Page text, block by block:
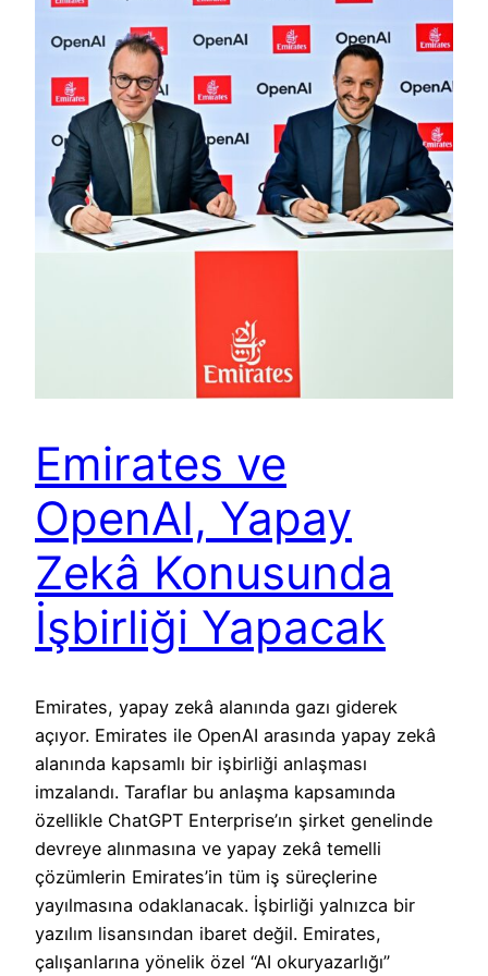
Emirates ve
OpenAI, Yapay
Zekâ Konusunda
İşbirliği Yapacak
Emirates, yapay zekâ alanında gazı giderek
açıyor. Emirates ile OpenAI arasında yapay zekâ
alanında kapsamlı bir işbirliği anlaşması
imzalandı. Taraflar bu anlaşma kapsamında
özellikle ChatGPT Enterprise’ın şirket genelinde
devreye alınmasına ve yapay zekâ temelli
çözümlerin Emirates’in tüm iş süreçlerine
yayılmasına odaklanacak. İşbirliği yalnızca bir
yazılım lisansından ibaret değil. Emirates,
çalışanlarına yönelik özel “AI okuryazarlığı”